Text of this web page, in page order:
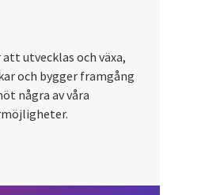
att utvecklas och växa,
och bygger framgång
några av våra